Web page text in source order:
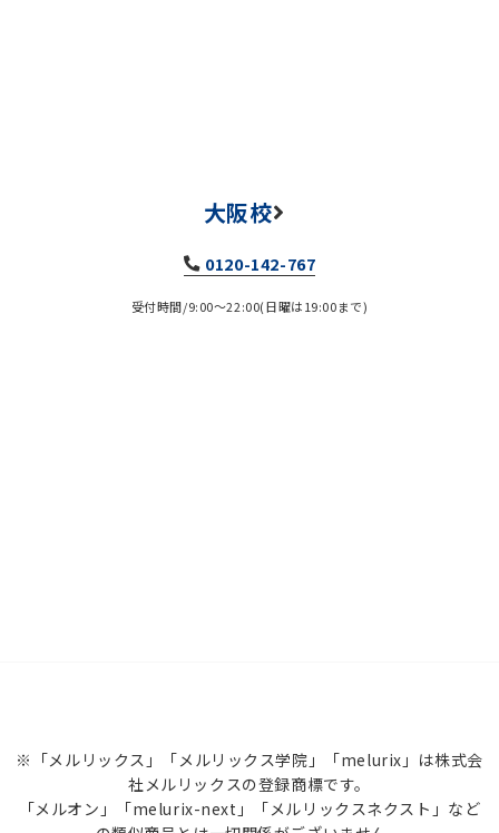
大阪校
0120-142-767
受付時間/9:00～22:00(日曜は19:00まで)
※「メルリックス」「メルリックス学院」「melurix」は株式会
社メルリックスの登録商標です。
「メルオン」「melurix-next」「メルリックスネクスト」など